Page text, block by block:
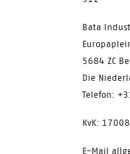
Bata
5684 ZC
Die
Telefon:
KvK:
E-Mail